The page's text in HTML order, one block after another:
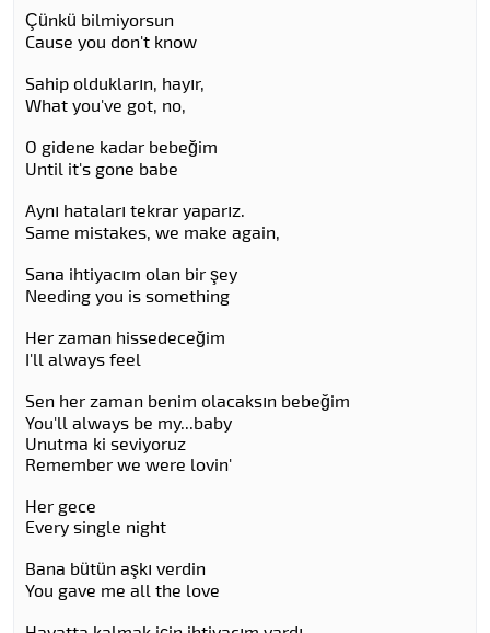
Çünkü bilmiyorsun
Cause you don't know
Sahip oldukların, hayır,
What you've got, no,
O gidene kadar bebeğim
Until it's gone babe
Aynı hataları tekrar yaparız.
Same mistakes, we make again,
Sana ihtiyacım olan bir şey
Needing you is something
Her zaman hissedeceğim
I'll always feel
Sen her zaman benim olacaksın bebeğim
You'll always be my...baby
Unutma ki seviyoruz
Remember we were lovin'
Her gece
Every single night
Bana bütün aşkı verdin
You gave me all the love